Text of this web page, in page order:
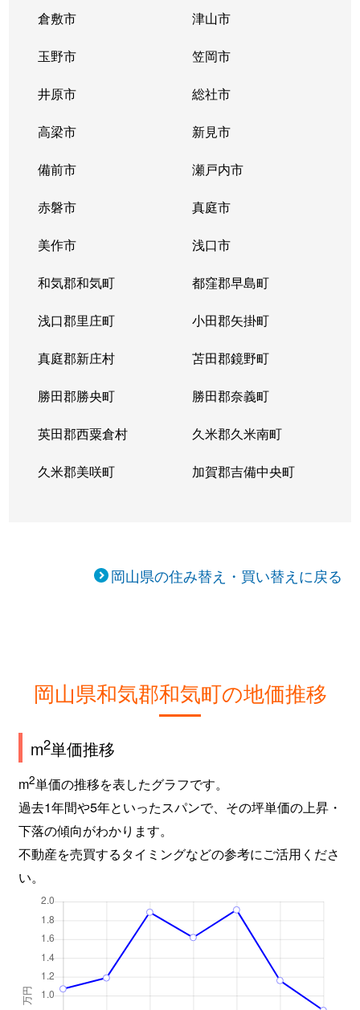
倉敷市 津山市
玉野市 笠岡市
井原市 総社市
高梁市 新見市
備前市 瀬戸内市
赤磐市 真庭市
美作市 浅口市
和気郡和気町 都窪郡早島町
浅口郡里庄町 小田郡矢掛町
真庭郡新庄村 苫田郡鏡野町
勝田郡勝央町 勝田郡奈義町
英田郡西粟倉村 久米郡久米南町
久米郡美咲町 加賀郡吉備中央町
岡山県の住み替え・買い替えに戻る
岡山県和気郡和気町の地価推移
m2単価推移
m2単価の推移を表したグラフです。
過去1年間や5年といったスパンで、その坪単価の上昇・
下落の傾向がわかります。
不動産を売買するタイミングなどの参考にご活用くださ
い。